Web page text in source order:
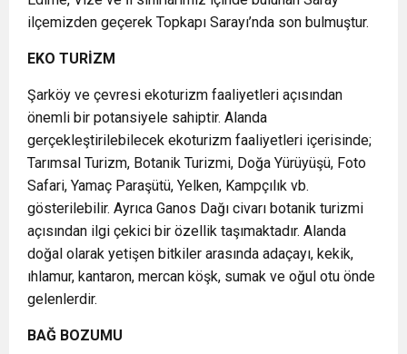
ilçemizden geçerek Topkapı Sarayı’nda son bulmuştur.
EKO TURİZM
Şarköy ve çevresi ekoturizm faaliyetleri açısından
önemli bir potansiyele sahiptir. Alanda
gerçekleştirilebilecek ekoturizm faaliyetleri içerisinde;
Tarımsal Turizm, Botanik Turizmi, Doğa Yürüyüşü, Foto
Safari, Yamaç Paraşütü, Yelken, Kampçılık vb.
gösterilebilir. Ayrıca Ganos Dağı civarı botanik turizmi
açısından ilgi çekici bir özellik taşımaktadır. Alanda
doğal olarak yetişen bitkiler arasında adaçayı, kekik,
ıhlamur, kantaron, mercan köşk, sumak ve oğul otu önde
gelenlerdir.
BAĞ BOZUMU